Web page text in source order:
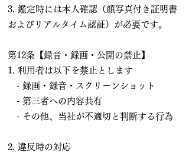
3. 鑑定時には本人確認（顔写真付き証明書
およびリアルタイム認証）が必要です。
第12条【録音・録画・公開の禁止】
1. 利用者は以下を禁止とします
- 録画・録音・スクリーンショット
- 第三者への内容共有
- その他、当社が不適切と判断する行為
2. 違反時の対応